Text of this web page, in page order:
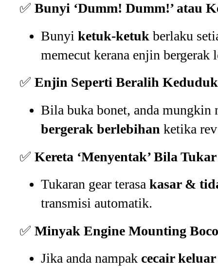
✅ Bunyi ‘Dumm! Dumm!’ atau
Bunyi ketuk-ketuk berlaku
memecut kerana enjin bergerak
✅ Enjin Seperti Beralih
Bila buka bonet, anda mungkin
bergerak berlebihan ketika
✅ Kereta ‘Menyentak’ Bila
Tukaran gear terasa kasar &
transmisi automatik.
✅ Minyak Engine Mounting
Jika anda nampak cecair